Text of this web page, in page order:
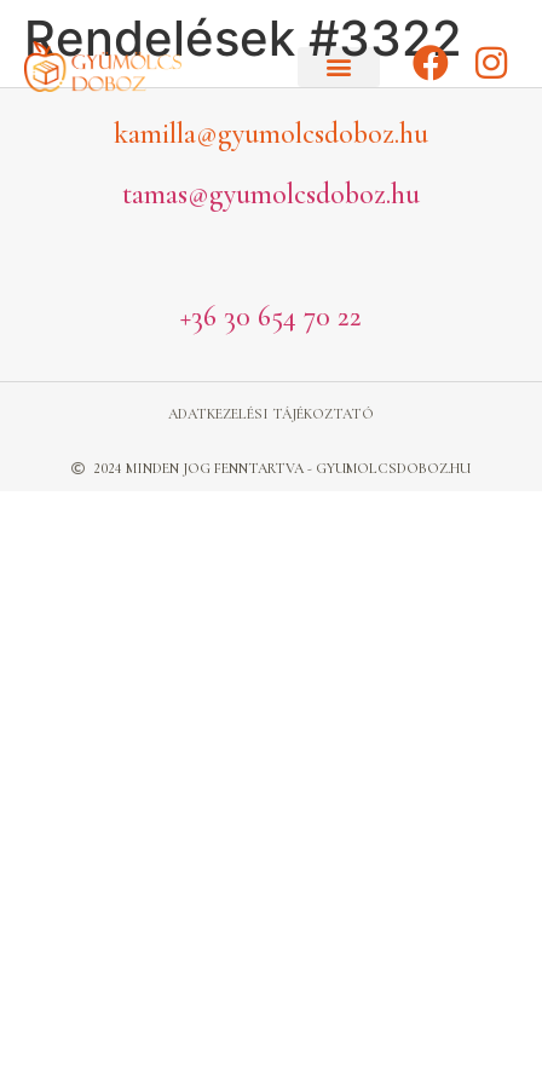
Rendelések #3322
kamilla@gyumolcsdoboz.hu
tamas@gyumolcsdoboz.hu
+36 30 654 70 22
2024 MINDEN JOG FENNTARTVA - GYUMOLCSDOBOZ.HU
ADATKEZELÉSI TÁJÉKOZTATÓ